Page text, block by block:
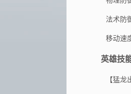
法术防御
移动速度
英雄技
【猛龙出